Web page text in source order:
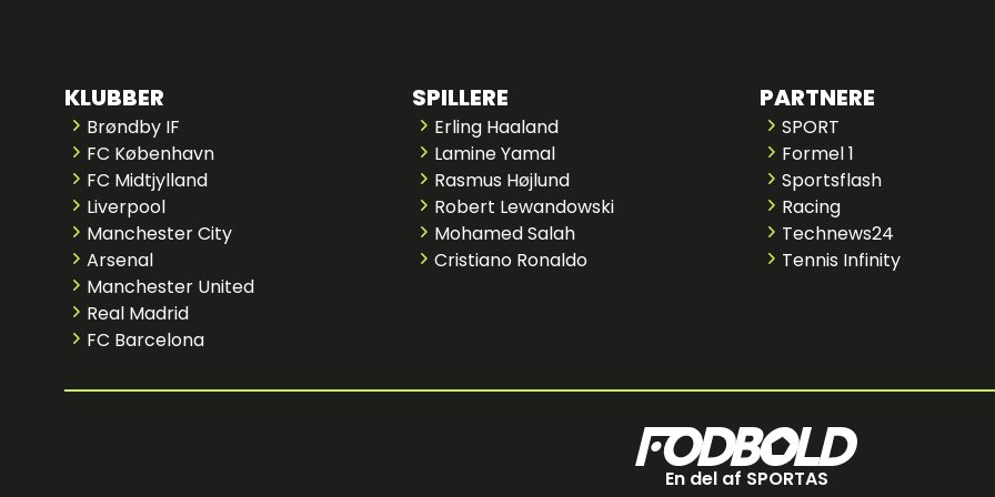
KLUBBER
Brøndby IF
FC København
FC Midtjylland
Liverpool
Manchester City
Arsenal
Manchester United
Real Madrid
FC Barcelona
SPILLERE
Erling Haaland
Lamine Yamal
Rasmus Højlund
Robert Lewandowski
Mohamed Salah
Cristiano Ronaldo
PARTNERE
SPORT
Formel 1
Sportsflash
Racing
Technews24
Tennis Infinity
En del af SPORTAS